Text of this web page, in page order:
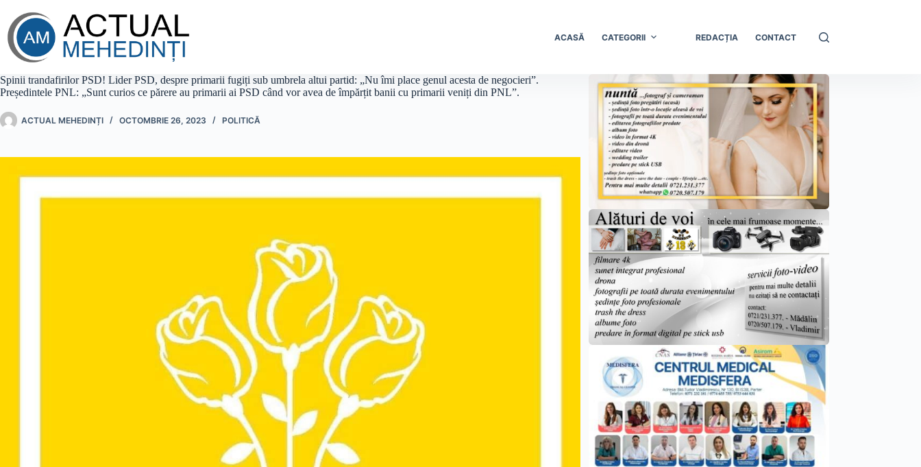
conținut
ACASĂ CATEGORII REDACȚIA CONTACT
Spinii trandafirilor PSD! Lider PSD, despre primarii fugiți sub umbrela altui partid: „Nu îmi place genul acesta de negocieri”.
Președintele PNL: „Sunt curios ce părere au primarii ai PSD când vor avea de împărțit banii cu primarii veniți din PNL”.
ACTUAL MEHEDINȚI OCTOMBRIE 26, 2023 POLITICĂ